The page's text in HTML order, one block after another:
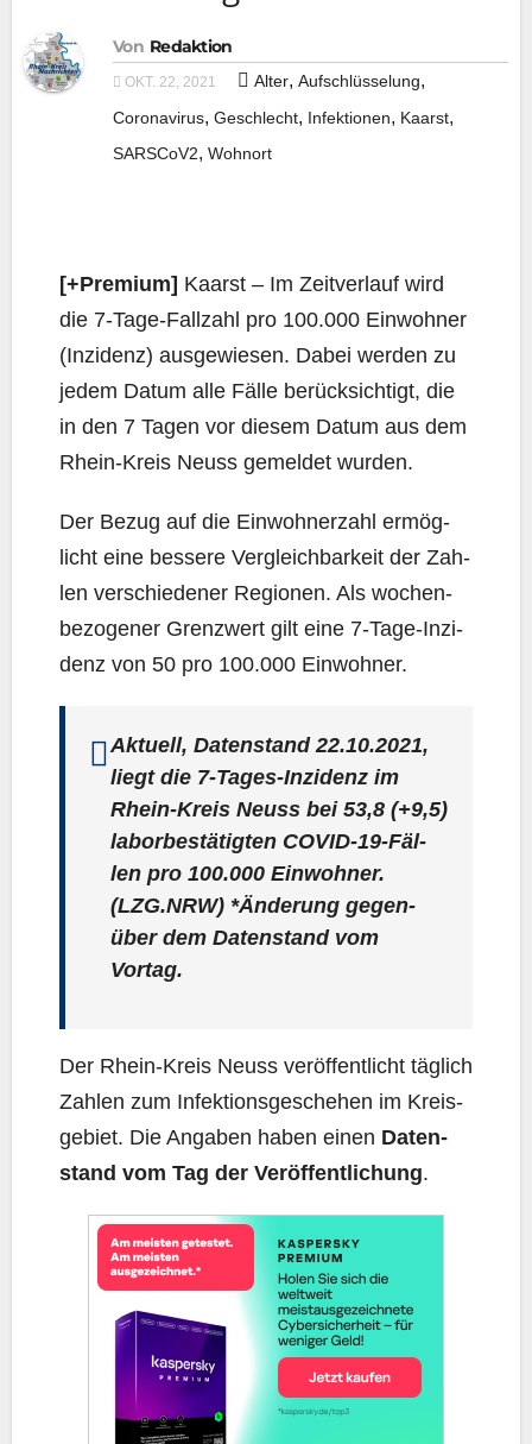
Von Redaktion
OKT. 22, 2021 Alter, Aufschlüsselung,
Coronavirus, Geschlecht, Infektionen, Kaarst,
SARSCoV2, Wohnort
[+Pre­mi­um] Kaarst – Im Zeit­ver­lauf wird
die 7‑Ta­ge-Fall­zahl pro 100.000 Ein­woh­ner
(Inzi­denz) aus­ge­wie­sen. Dabei wer­den zu
jedem Datum alle Fäl­le berück­sich­tigt, die
in den 7 Tagen vor die­sem Datum aus dem
Rhein-Kreis Neuss gemel­det wurden.
Der Bezug auf die Ein­woh­ner­zahl ermög­
licht eine bes­se­re Ver­gleich­bar­keit der Zah­
len ver­schie­de­ner Regio­nen. Als wochen­
be­zo­ge­ner Grenz­wert gilt eine 7‑Ta­ge-Inzi­
denz von 50 pro 100.000 Einwohner.
Aktu­ell, Daten­stand 22.10.2021,
liegt die 7‑Ta­ges-Inzi­denz im
Rhein-Kreis Neuss bei 53,8 (+9,5)
labor­be­stä­tig­ten COVID-19-Fäl­
len pro 100.000 Ein­woh­ner.
(LZG.NRW) *Ände­rung gegen­
über dem Daten­stand vom
Vortag.
Der Rhein-Kreis Neuss ver­öf­fent­licht täg­lich
Zah­len zum Infek­ti­ons­ge­sche­hen im Kreis­
ge­biet. Die Anga­ben haben einen Daten­
stand vom Tag der Ver­öf­fent­li­chung.